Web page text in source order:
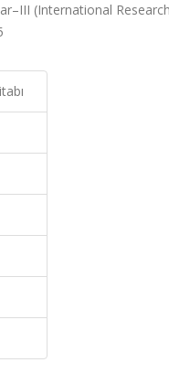
(International